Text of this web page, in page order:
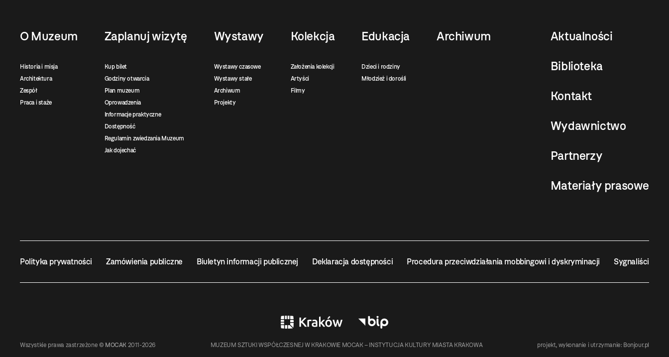
O Muzeum
Historia i misja
Architektura
Zespół
Praca i staże
Zaplanuj wizytę
Kup bilet
Godziny otwarcia
Plan muzeum
Oprowadzenia
Informacje praktyczne
Dostępność
Regulamin zwiedzania Muzeum
Jak dojechać
Wystawy
Wystawy czasowe
Wystawy stałe
Archiwum
Projekty
Kolekcja
Założenia kolekcji
Artyści
Filmy
Edukacja
Dzieci i rodziny
Młodzież i dorośli
Archiwum Aktualności
Biblioteka
Kontakt
Wydawnictwo
Partnerzy
Materiały prasowe
Polityka prywatności Zamówienia publiczne Biuletyn informacji publicznej Deklaracja dostępności Procedura przeciwdziałania mobbingowi i dyskryminacji Sygnaliści
Wszystkie prawa zastrzeżone © MOCAK 2011-2026 MUZEUM SZTUKI WSPÓŁCZESNEJ W KRAKOWIE MOCAK – INSTYTUCJA KULTURY MIASTA KRAKOWA projekt, wykonanie i utrzymanie: Bonjour.pl